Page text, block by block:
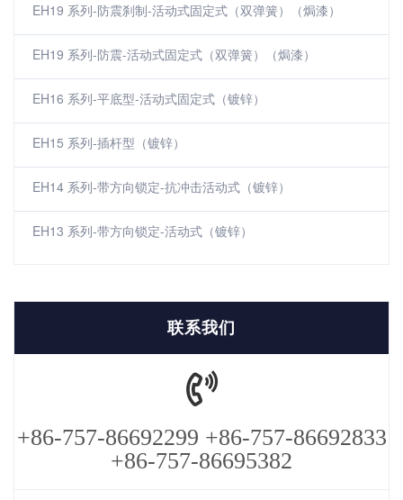
EH19 系列-防震刹制-活动式固定式（双弹簧）（焗漆）
EH19 系列-防震-活动式固定式（双弹簧）（焗漆）
EH16 系列-平底型-活动式固定式（镀锌）
EH15 系列-插杆型（镀锌）
EH14 系列-带方向锁定-抗冲击活动式（镀锌）
EH13 系列-带方向锁定-活动式（镀锌）
联系我们
+86-757-86692299 +86-757-86692833
+86-757-86695382